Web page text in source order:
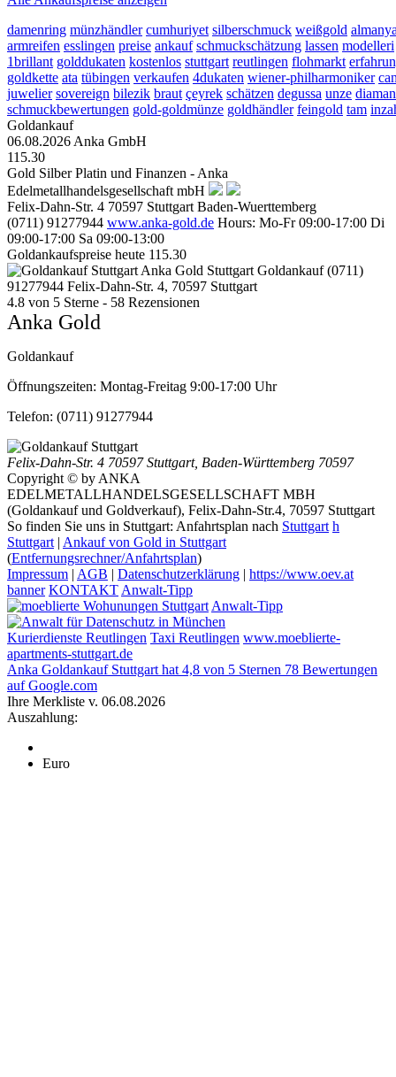
damenring münzhändler cumhuriyet silberschmuck weißgold
armreifen esslingen preise ankauf schmuckschätzung lassen modelleri
1brillant golddukaten kostenlos stuttgart reutlingen flohmarkt
goldkette ata tübingen verkaufen 4dukaten wiener-philharmoniker
juwelier sovereign bilezik braut çeyrek schätzen degussa unze
schmuckbewertungen gold-goldmünze goldhändler feingold tam
Goldankauf
06.08.2026 Anka GmbH
115.30
Gold Silber Platin und Finanzen - Anka
Edelmetallhandelsgesellschaft mbH
Felix-Dahn-Str. 4 70597 Stuttgart Baden-Wuerttemberg
(0711) 91277944 www.anka-gold.de Hours: Mo-Fr 09:00-17:00 Di
09:00-17:00 Sa 09:00-13:00
Goldankaufspreise heute 115.30
Anka Gold Stuttgart Goldankauf (0711)
91277944 Felix-Dahn-Str. 4, 70597 Stuttgart
4.8 von 5 Sterne - 58 Rezensionen
Anka Gold
Goldankauf
Öffnungszeiten: Montag-Freitag 9:00-17:00 Uhr
Telefon: (0711) 91277944
Felix-Dahn-Str. 4 70597 Stuttgart, Baden-Württemberg 70597
Copyright © by ANKA
EDELMETALLHANDELSGESELLSCHAFT MBH
(Goldankauf und Goldverkauf), Felix-Dahn-Str.4, 70597 Stuttgart
So finden Sie uns in Stuttgart: Anfahrtsplan nach Stuttgart h
Stuttgart | Ankauf von Gold in Stuttgart
(Entfernungsrechner/Anfahrtsplan)
Impressum | AGB | Datenschutzerklärung | https://www.oev.at
banner KONTAKT Anwalt-Tipp
Anwalt-Tipp
Kurierdienste Reutlingen Taxi Reutlingen www.moeblierte-
apartments-stuttgart.de
Anka Goldankauf Stuttgart hat 4,8 von 5 Sternen 78 Bewertungen
auf Google.com
Ihre Merkliste v. 06.08.2026
Auszahlung:
Euro